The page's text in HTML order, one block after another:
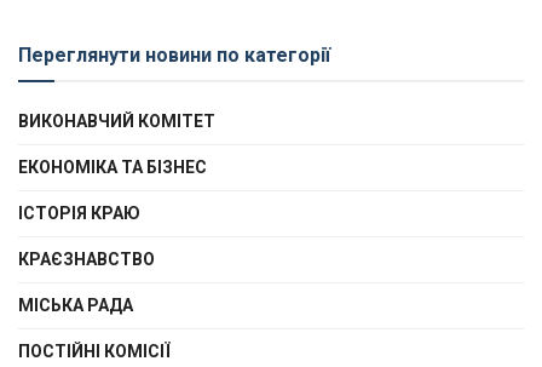
Переглянути новини по категорії
ВИКОНАВЧИЙ КОМІТЕТ
ЕКОНОМІКА ТА БІЗНЕС
ІСТОРІЯ КРАЮ
КРАЄЗНАВСТВО
МІСЬКА РАДА
ПОСТІЙНІ КОМІСІЇ